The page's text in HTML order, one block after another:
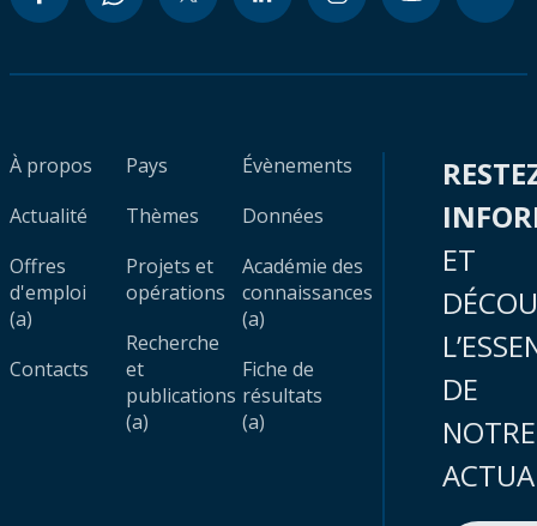
À propos
Actualité
Offres
d'emploi
(a)
Contacts
Pays
Thèmes
Projets et
opérations
Recherche
et
publications
(a)
Évènements
Données
Académie des
connaissances
(a)
Fiche de
résultats
(a)
ET
DE
NOTRE